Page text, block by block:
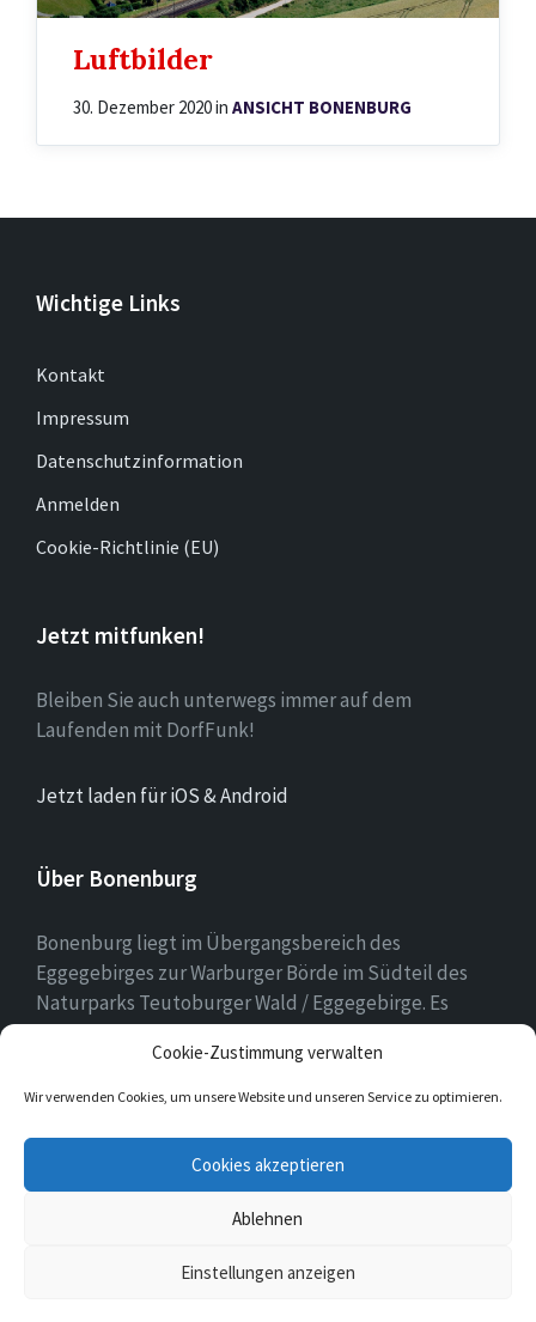
Cookie-Zustimmung verwalten
Wir verwenden Cookies, um unsere Website und unseren Service zu optimieren.
Cookies akzeptieren
Ablehnen
Einstellungen anzeigen
Luftbilder
30. Dezember 2020in ANSICHT BONENBURG
Wichtige Links
Kontakt
Impressum
Datenschutzinformation
Anmelden
Cookie-Richtlinie (EU)
Jetzt mitfunken!
Bleiben Sie auch unterwegs immer auf dem
Laufenden mit DorfFunk!
Jetzt laden für iOS & Android
Über Bonenburg
Bonenburg liegt im Übergangsbereich des
Eggegebirges zur Warburger Börde im Südteil des
Naturparks Teutoburger Wald / Eggegebirge. Es
gehört zur Stadt Warburg und dem Kreis Höxter in
Nordrhein-Westfalen.
Facebook Twitter